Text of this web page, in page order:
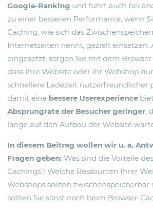
Google-Ranking und führt auch bei
zu einer besseren Performance, wenn
Caching, wie sich das
Internetseiten nennt, gezielt einsetzen.
eingesetzt, sorgen Sie mit dem
dass Ihre Website oder Ihr Webshop
schnellere Ladezeit nutzerfreundlicher
damit eine bessere Userexperience
Absprungrate der Besucher geringer,
lange auf den Aufbau der Website
In diesem Beitrag wollen wir u. a.
Fragen geben: Was sind die Vorteile
Cachings? Welche Ressourcen Ihrer
Webshops sollten zwischenspeicherbar
sollten Sie sonst noch beim Browser-